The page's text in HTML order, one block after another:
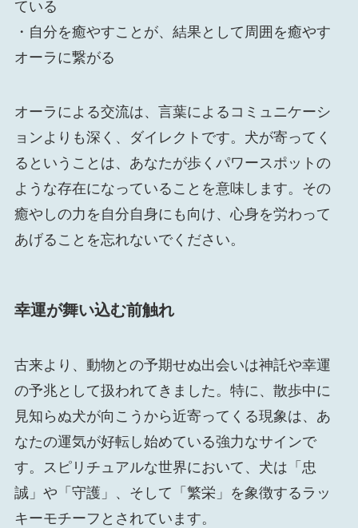
ている
・自分を癒やすことが、結果として周囲を癒やす
オーラに繋がる
オーラによる交流は、言葉によるコミュニケーシ
ョンよりも深く、ダイレクトです。犬が寄ってく
るということは、あなたが歩くパワースポットの
ような存在になっていることを意味します。その
癒やしの力を自分自身にも向け、心身を労わって
あげることを忘れないでください。
幸運が舞い込む前触れ
古来より、動物との予期せぬ出会いは神託や幸運
の予兆として扱われてきました。特に、散歩中に
見知らぬ犬が向こうから近寄ってくる現象は、あ
なたの運気が好転し始めている強力なサインで
す。スピリチュアルな世界において、犬は「忠
誠」や「守護」、そして「繁栄」を象徴するラッ
キーモチーフとされています。